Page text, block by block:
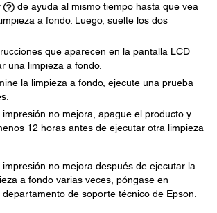
de ayuda al mismo tiempo hasta que vea
a fondo. Luego, suelte los dos
que aparecen en la pantalla LCD
una limpieza a fondo.
la limpieza a fondo, ejecute una prueba
impresión no mejora, apague el producto y
12 horas antes de ejecutar otra limpieza
no mejora después de ejecutar la
a fondo varias veces, póngase en
de soporte técnico de Epson.